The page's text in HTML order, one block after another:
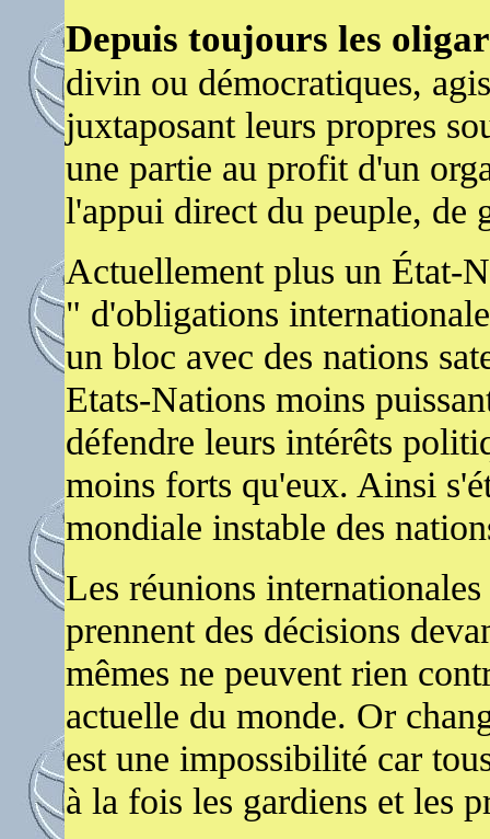
Depuis toujours les
divin ou démocratiques,
juxtaposant leurs propres
une partie au profit d'un
l'appui direct du peuple, de
Actuellement plus un État-
" d'obligations
un bloc avec des nations
Etats-Nations moins
défendre leurs intérêts
moins forts qu'eux. Ainsi
mondiale instable des
Les réunions
prennent des décisions
mêmes ne peuvent rien
actuelle du monde. Or
est une impossibilité car
à la fois les gardiens et les